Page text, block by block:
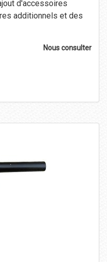
d'accessoires
additionnels et des
Nous consulter